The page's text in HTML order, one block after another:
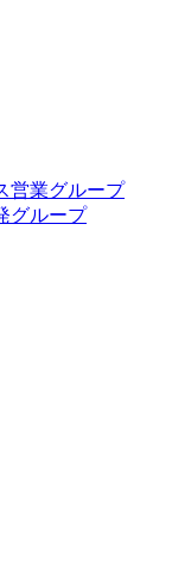
営業グループ
グループ